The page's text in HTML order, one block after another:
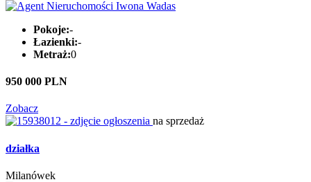
Pokoje:-
Łazienki:-
Metraż:0
950 000 PLN
Zobacz
na sprzedaż
działka
Milanówek